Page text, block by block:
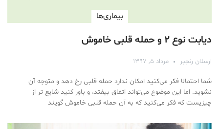
بیماری‌ها
دیابت نوع ۲ و حمله قلبی خاموش
ارسلان رنجبر مرداد ۵, ۱۳۹۷
شما احتمالا فکر می‌کنید امکان ندارد حمله قلبی رخ دهد و متوجه آن
نشوید. اما این موضوع می‌تواند اتفاق بیفتد، و باور کنید شایع تر از
چیزیست که فکر می‌کنید که به آن حمله قلبی خاموش گویند